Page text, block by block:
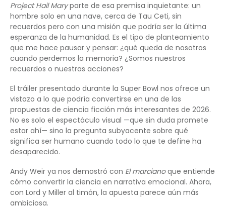
Project Hail Maryparte de esa premisa inquietante: un
hombre solo en una nave, cerca de Tau Ceti, sin
recuerdos pero con una misión que podría ser la última
esperanza de la humanidad. Es el tipo de planteamiento
que me hace pausar y pensar: ¿qué queda de nosotros
cuando perdemos la memoria? ¿Somos nuestros
recuerdos o nuestras acciones?
El tráiler presentado durante la Super Bowl nos ofrece un
vistazo a lo que podría convertirse en una de las
propuestas de ciencia ficción más interesantes de 2026.
No es solo el espectáculo visual —que sin duda promete
estar ahí— sino la pregunta subyacente sobre qué
significa ser humano cuando todo lo que te define ha
desaparecido.
Andy Weir ya nos demostró con El marcianoque entiende
cómo convertir la ciencia en narrativa emocional. Ahora,
con Lord y Miller al timón, la apuesta parece aún más
ambiciosa.